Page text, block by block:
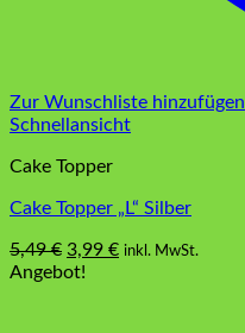
Zur Wunschliste hinzufügen
Schnellansicht
Cake Topper
Cake Topper „L“ Silber
5,49€ Ursprünglicher
Preis
3,99 €Aktueller
inkl. MwSt.
Angebot!